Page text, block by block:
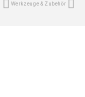
Werkzeuge & Zubehör